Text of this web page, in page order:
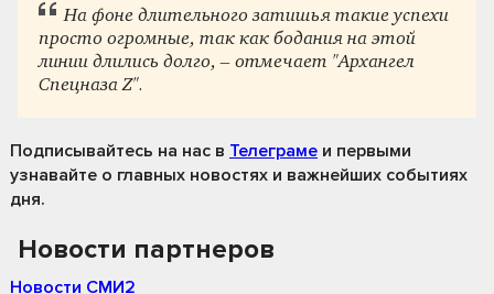
На фоне длительного затишья такие успехи
просто огромные, так как бодания на этой
линии длились долго, – отмечает "Архангел
Спецназа Z".
Подписывайтесь на нас в Телеграме и первыми
узнавайте о главных новостях и важнейших событиях
дня.
Новости партнеров
Новости СМИ2